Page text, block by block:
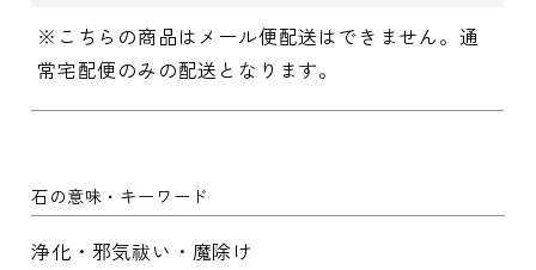
※こちらの商品はメール便配送はできません。通
常宅配便のみの配送となります。
石の意味・キーワード
浄化・邪気祓い・魔除け